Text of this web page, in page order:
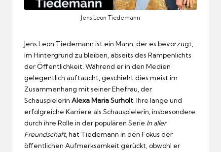
Jens Leon Tiedemann
Jens Leon Tiedemann ist ein Mann, der es bevorzugt,
im Hintergrund zu bleiben, abseits des Rampenlichts
der Öffentlichkeit. Während er in den Medien
gelegentlich auftaucht, geschieht dies meist im
Zusammenhang mit seiner Ehefrau, der
Schauspielerin Alexa Maria Surholt . Ihre lange und
erfolgreiche Karriere als Schauspielerin, insbesondere
durch ihre Rolle in der populären Serie In aller
Freundschaft, hat Tiedemann in den Fokus der
öffentlichen Aufmerksamkeit gerückt, obwohl er